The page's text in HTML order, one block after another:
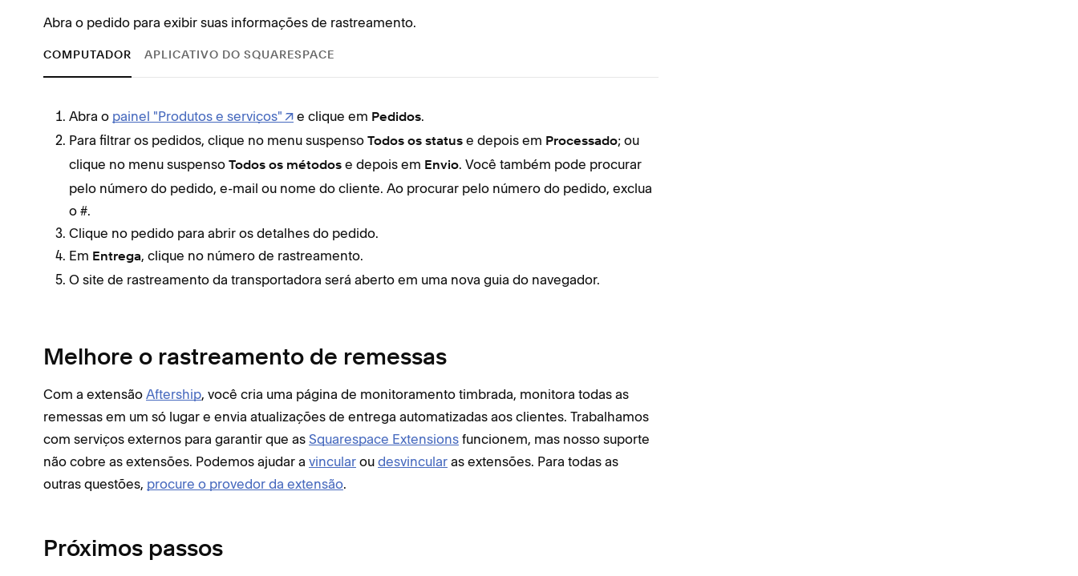
Abra o pedido para exibir suas informações de rastreamento.
COMPUTADOR APLICATIVO DO SQUARESPACE
Abra o painel "Produtos e serviços" e clique em Pedidos.
Para filtrar os pedidos, clique no menu suspenso Todos os status e depois em Processado; ou
clique no menu suspenso Todos os métodos e depois em Envio. Você também pode procurar
pelo número do pedido, e-mail ou nome do cliente. Ao procurar pelo número do pedido, exclua
o #.
Clique no pedido para abrir os detalhes do pedido.
Em Entrega, clique no número de rastreamento.
O site de rastreamento da transportadora será aberto em uma nova guia do navegador.
Melhore o rastreamento de remessas
Com a extensão Aftership, você cria uma página de monitoramento timbrada, monitora todas as
remessas em um só lugar e envia atualizações de entrega automatizadas aos clientes. Trabalhamos
com serviços externos para garantir que as Squarespace Extensions funcionem, mas nosso suporte
não cobre as extensões. Podemos ajudar a vincular ou desvincular as extensões. Para todas as
outras questões, procure o provedor da extensão.
Próximos passos